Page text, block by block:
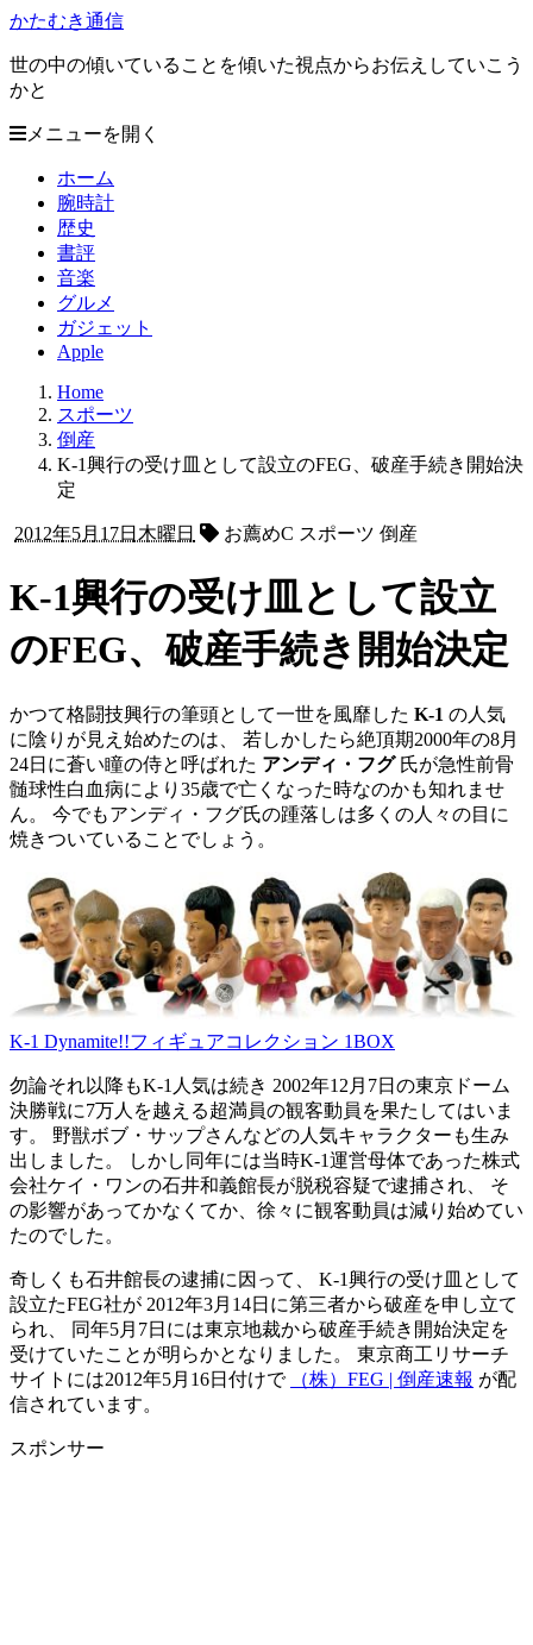
かたむき通信
世の中の傾いていることを傾いた視点からお伝えしていこう
かと
メニューを開く
ホーム
腕時計
歴史
書評
音楽
グルメ
ガジェット
Apple
Home
スポーツ
倒産
K-1興行の受け皿として設立のFEG、破産手続き開始決
定
2012年5月17日木曜日 お薦めC スポーツ 倒産
K-1興行の受け皿として設立
のFEG、破産手続き開始決定
かつて格闘技興行の筆頭として一世を風靡した K-1 の人気
に陰りが見え始めたのは、 若しかしたら絶頂期2000年の8月
24日に蒼い瞳の侍と呼ばれた アンディ・フグ氏が急性前骨
髄球性白血病により35歳で亡くなった時なのかも知れませ
ん。 今でもアンディ・フグ氏の踵落しは多くの人々の目に
焼きついていることでしょう。
K-1 Dynamite!!フィギュアコレクション 1BOX
勿論それ以降もK-1人気は続き 2002年12月7日の東京ドーム
決勝戦に7万人を越える超満員の観客動員を果たしてはいま
す。 野獣ボブ・サップさんなどの人気キャラクターも生み
出しました。 しかし同年には当時K-1運営母体であった株式
会社ケイ・ワンの石井和義館長が脱税容疑で逮捕され、 そ
の影響があってかなくてか、徐々に観客動員は減り始めてい
たのでした。
奇しくも石井館長の逮捕に因って、 K-1興行の受け皿として
設立たFEG社が 2012年3月14日に第三者から破産を申し立て
られ、 同年5月7日には東京地裁から破産手続き開始決定を
受けていたことが明らかとなりました。 東京商工リサーチ
サイトには2012年5月16日付けで
（株）FEG | 倒産速報 が配
信されています。
スポンサー